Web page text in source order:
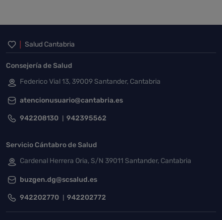
Inicio del pie de página
Salud Cantabria
Consejería de Salud
Federico Vial 13, 39009 Santander, Cantabria
atencionusuario@cantabria.es
942208130 942395562
Servicio Cántabro de Salud
Cardenal Herrera Oria, S/N 39011 Santander, Cantabria
buzgen.dg@scsalud.es
942202770 942202772